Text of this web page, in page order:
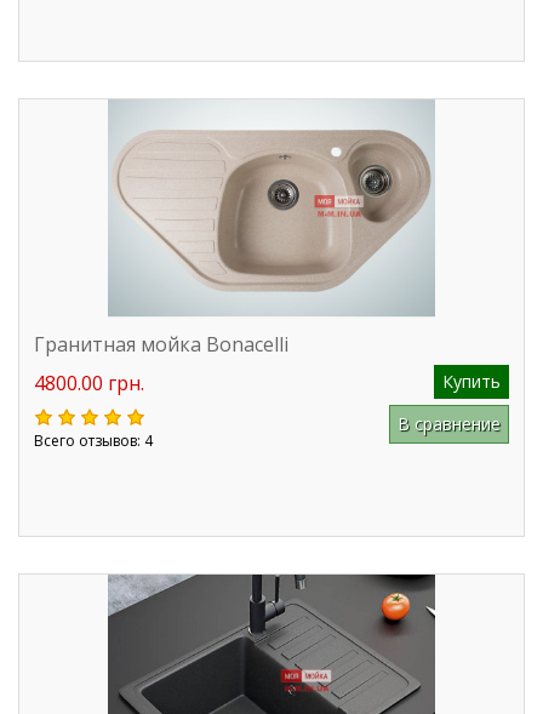
Гранитная мойка Bonacelli
4800.00 грн.
Купить
Всего отзывов: 4
В сравнение